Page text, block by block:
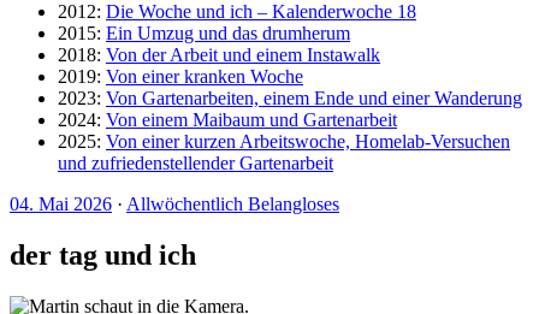
2012: Die Woche und ich – Kalenderwoche 18
2015: Ein Umzug und das drumherum
2018: Von der Arbeit und einem Instawalk
2019: Von einer kranken Woche
2023: Von Gartenarbeiten, einem Ende und einer Wanderung
2024: Von einem Maibaum und Gartenarbeit
2025: Von einer kurzen Arbeitswoche, Homelab-Versuchen
und zufriedenstellender Gartenarbeit
04. Mai 2026 · Allwöchentlich Belangloses
der tag und ich